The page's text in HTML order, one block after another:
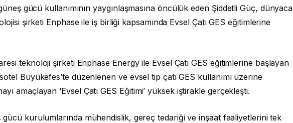
gücü kullanımının yaygınlaşmasına öncülük eden Şiddetli Güç, dünyaca
şirketi Enphase ile iş birliği kapsamında Evsel Çatı GES eğitimlerine
teknoloji şirketi Enphase Energy ile Evsel Çatı GES eğitimlerine başlayan
Büyükefes’te düzenlenen ve evsel tip çatı GES kullanımı üzerine
amaçlayan ‘Evsel Çatı GES Eğitimi’ yüksek iştirakle gerçekleşti.
gücü kurulumlarında mühendislik, gereç tedariği ve inşaat faaliyetlerini tek